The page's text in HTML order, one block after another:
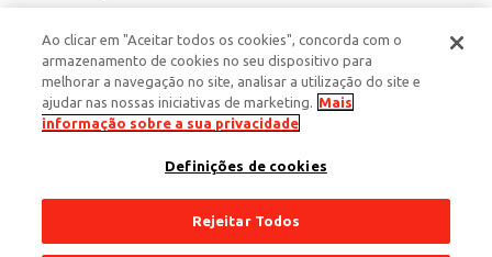
Politica de Cookies
Política de Privacidade Dados Pessoais
Responsabilidade Social Corporativa
Este site é protegido pelo reCAPTCHA e aplicam-se a
da Google.
Ao clicar em "Aceitar todos os cookies", concorda com o
armazenamento de cookies no seu dispositivo para
melhorar a navegação no site, analisar a utilização do site e
ajudar nas nossas iniciativas de marketing. Mais
informação sobre a sua privacidade
Definições de cookies
Rejeitar Todos